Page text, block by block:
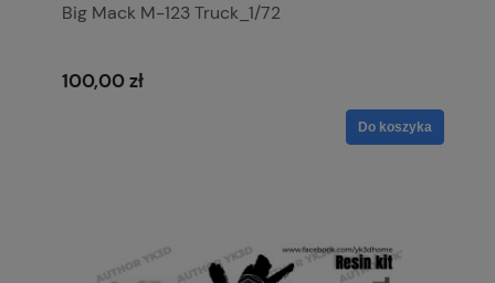
Big Mack M-123 Truck_1/72
100,00 zł
Do koszyka